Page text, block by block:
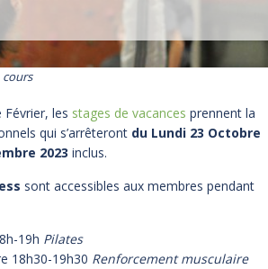
cours
Février, les stages de vacances prennent la
qui s’arrêteront du Lundi 23 Octobre
2023 inclus.
sont accessibles aux membres pendant
19h Pilates
18h30-19h30 Renforcement musculaire